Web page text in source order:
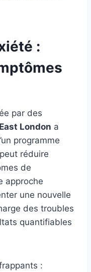
:
par des
London a
programme
réduire
de
approche
une nouvelle
des troubles
quantifiables
: